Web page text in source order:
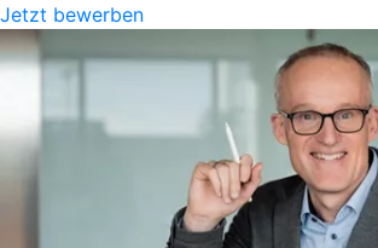
Jetzt bewerben